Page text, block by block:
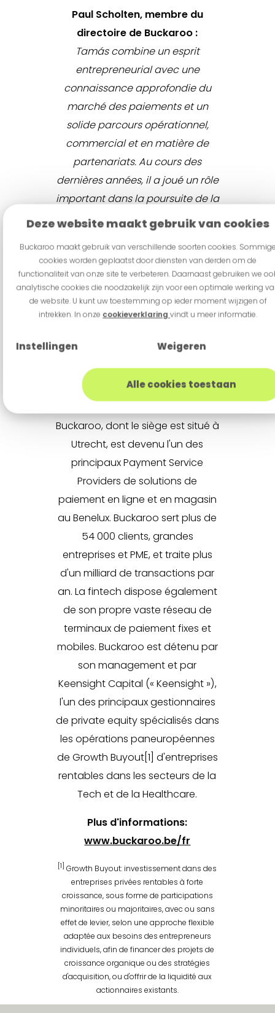
Deze website maakt gebruik van cookies
Buckaroo maakt gebruik van verschillende soorten cookies.
cookies worden geplaatst door diensten van derden om de
functionaliteit van onze site te verbeteren. Daarnaast gebruiken we
analytische cookies die noodzakelijk zijn voor een optimale werking
de website. U kunt uw toestemming op ieder moment wijzigen of
intrekken. In onze cookieverklaring vindt u meer informatie.
Instellingen Weigeren
Alle cookies toestaan
Paul Scholten, membre du
directoire de Buckaroo :
Tamás combine un esprit
entrepreneurial avec une
connaissance approfondie du
marché des paiements et un
solide parcours opérationnel,
commercial et en matière de
partenariats. Au cours des
dernières années, il a joué un rôle
important dans la poursuite de la
professionnalisation et de la
croissance de Buckaroo. Je suis
convaincu qu'il est la personne
idéale pour conduire Buckaroo
vers sa prochaine phase de
croissance
À propos de
Buckaroo
Buckaroo, dont le siège est situé à
Utrecht, est devenu l'un des
principaux Payment Service
Providers de solutions de
paiement en ligne et en magasin
au Benelux. Buckaroo sert plus de
54 000 clients, grandes
entreprises et PME, et traite plus
d'un milliard de transactions par
an. La fintech dispose également
de son propre vaste réseau de
terminaux de paiement fixes et
mobiles. Buckaroo est détenu par
son management et par
Keensight Capital (« Keensight »),
l'un des principaux gestionnaires
de private equity spécialisés dans
les opérations paneuropéennes
de Growth Buyout[1] d'entreprises
rentables dans les secteurs de la
Tech et de la Healthcare.
Plus d'informations:
www.buckaroo.be/fr
[1]Growth Buyout: investissement dans des
entreprises privées rentables à forte
croissance, sous forme de participations
minoritaires ou majoritaires, avec ou sans
effet de levier, selon une approche flexible
adaptée aux besoins des entrepreneurs
individuels, afin de financer des projets de
croissance organique ou des stratégies
d'acquisition, ou d'offrir de la liquidité aux
actionnaires existants.